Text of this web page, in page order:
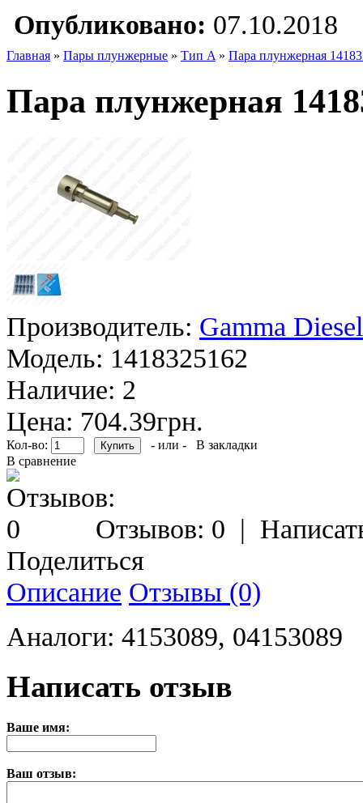
Опубликовано: 07.10.2018
Главная » Пары плунжерные » Тип A » Пара плунжерная
Пара плунжерная
Производитель: Gamma Diesel
Модель: 1418325162
Наличие: 2
Цена: 704.39грн.
Кол-во: - или -
В закладки
В сравнение
Отзывов: 0 |
Поделиться
Описание Отзывы (0)
Аналоги: 4153089, 04153089
Написать отзыв
Ваше имя:
Ваш отзыв: